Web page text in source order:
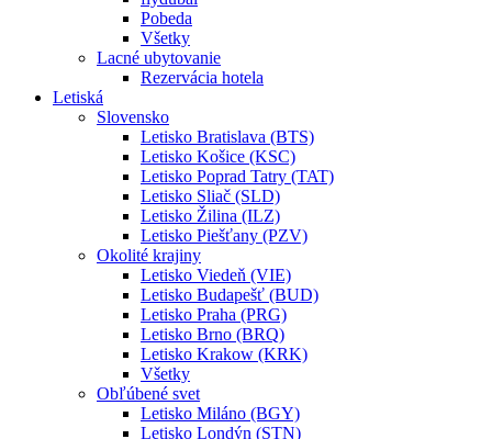
Pobeda
Všetky
Lacné ubytovanie
Rezervácia hotela
Letiská
Slovensko
Letisko Bratislava (BTS)
Letisko Košice (KSC)
Letisko Poprad Tatry (TAT)
Letisko Sliač (SLD)
Letisko Žilina (ILZ)
Letisko Piešťany (PZV)
Okolité krajiny
Letisko Viedeň (VIE)
Letisko Budapešť (BUD)
Letisko Praha (PRG)
Letisko Brno (BRQ)
Letisko Krakow (KRK)
Všetky
Obľúbené svet
Letisko Miláno (BGY)
Letisko Londýn (STN)